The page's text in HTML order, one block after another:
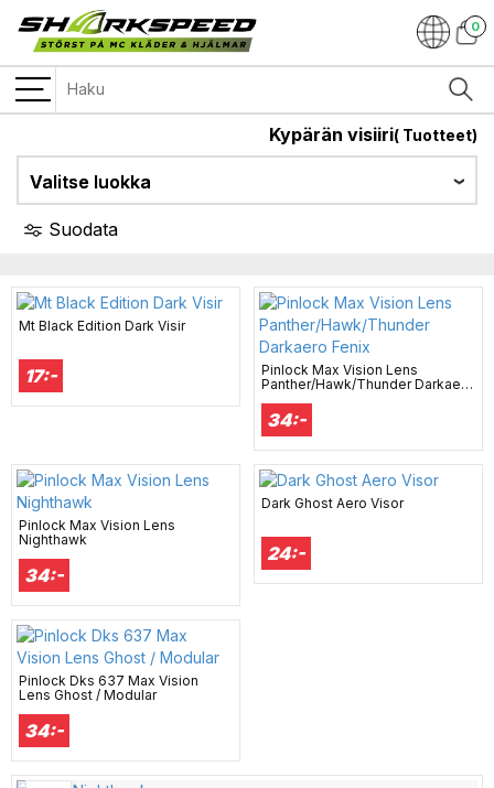
0
Kypärän visiiri( Tuotteet)
Valitse luokka
Suodata
Mt Black Edition Dark Visir
17:-
Pinlock Max Vision Lens
Panther/Hawk/Thunder Darkaero
34:-
Pinlock Max Vision Lens
Nighthawk
34:-
Dark Ghost Aero Visor
24:-
Pinlock Dks 637 Max Vision
Lens Ghost / Modular
34:-